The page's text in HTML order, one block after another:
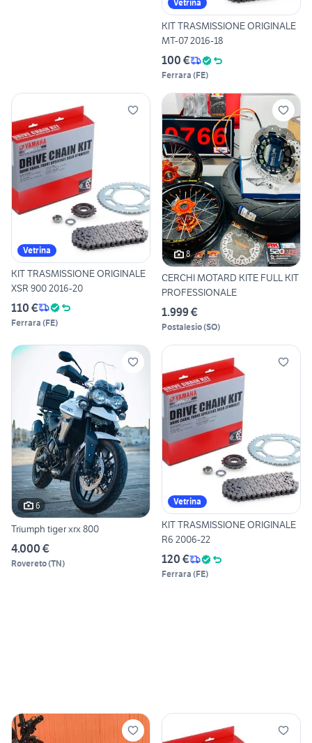
Vetrina
KIT TRASMISSIONE ORIGINALE
MT-07 2016-18
100 €
Ferrara (FE)
Vetrina
KIT TRASMISSIONE ORIGINALE
XSR 900 2016-20
110 €
Ferrara (FE)
8
CERCHI MOTARD KITE FULL KIT
PROFESSIONALE
1.999 €
Postalesio(SO)
6
Triumph tiger xrx 800
4.000 €
Rovereto(TN)
Vetrina
KIT TRASMISSIONE ORIGINALE
R6 2006-22
120 €
Ferrara (FE)